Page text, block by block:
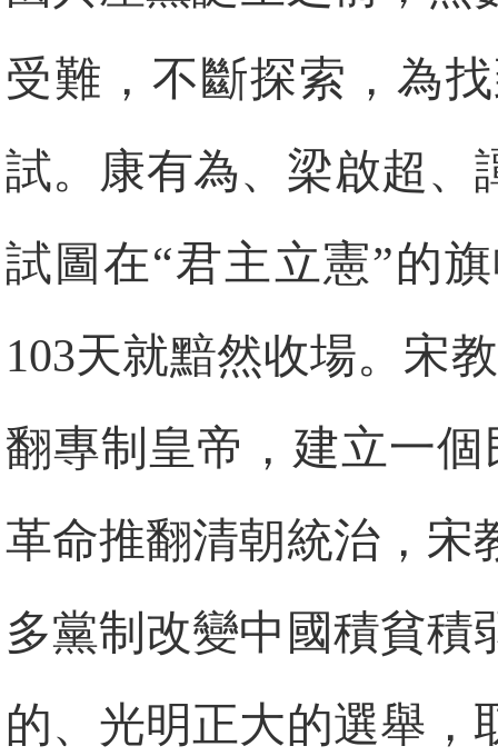
受難，不斷探索，為
試。康有為、梁啟超、
試圖在“君主立憲”的
103天就黯然收場。宋
翻專制皇帝，建立一
革命推翻清朝統治，宋
多黨制改變中國積貧積
的、光明正大的選舉，